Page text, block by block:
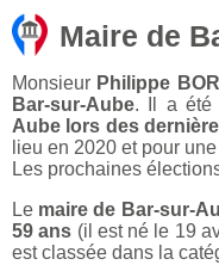
Maire de
Monsieur Philippe
Bar-sur-Aube. Il a été
Aube lors des
lieu en 2020 et pour
Les prochaines
Le maire de Bar-sur-
59 ans (il est né le 19
est classée dans la